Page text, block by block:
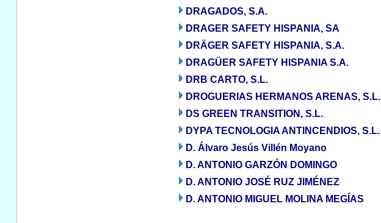
DRAGADOS, S.A.
DRAGER SAFETY HISPANIA, SA
DRÄGER SAFETY HISPANIA, S.A.
DRAGÜER SAFETY HISPANIA S.A.
DRB CARTO, S.L.
DROGUERIAS HERMANOS ARENAS, S.L.
DS GREEN TRANSITION, S.L.
DYPA TECNOLOGIA ANTINCENDIOS, S.L.
D. Álvaro Jesús Villén Moyano
D. ANTONIO GARZÓN DOMINGO
D. ANTONIO JOSÉ RUZ JIMÉNEZ
D. ANTONIO MIGUEL MOLINA MEGÍAS